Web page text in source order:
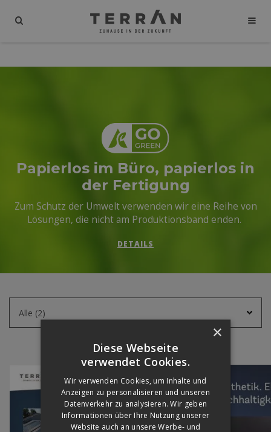
Papierlos im Büro, papierlos in
der Fertigung
Zum Schutz der Umwelt verwenden wir eine Reihe von
Lösungen, die nicht am Produktionsband enden.
DETAILS
LISTÁBÓL
×
Diese Webseite
verwendet Cookies.
Wir verwenden Cookies, um Inhalte und
Anzeigen zu personalisieren und unseren
Datenverkehr zu analysieren. Wir geben
Informationen über Ihre Nutzung unserer
Website auch an unsere Werbe- und